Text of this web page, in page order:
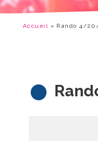
Accueil » Rando 4/